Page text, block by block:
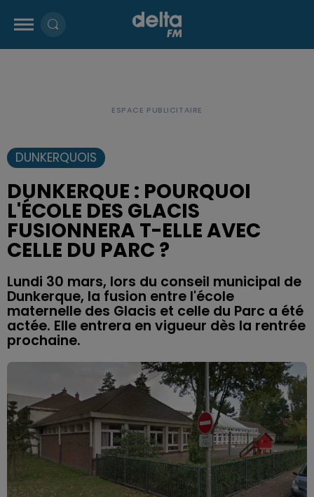
DUNKERQUOIS
DUNKERQUE : POURQUOI
L'ÉCOLE DES GLACIS
FUSIONNERA T-ELLE AVEC
CELLE DU PARC ?
Lundi 30 mars, lors du conseil municipal de
Dunkerque, la fusion entre l'école
maternelle des Glacis et celle du Parc a été
actée. Elle entrera en vigueur dès la rentrée
prochaine.